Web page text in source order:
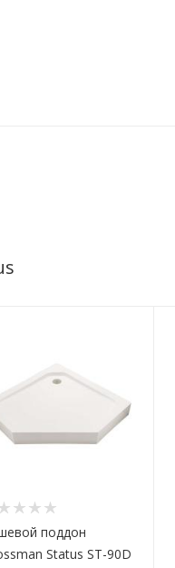
поддон
Status ST-90D